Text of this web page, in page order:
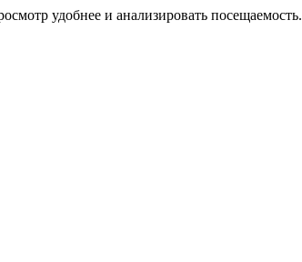
удобнее и анализировать посещаемость.